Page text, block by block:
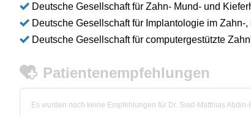
Deutsche Gesellschaft für Zahn- Mund- und
Deutsche Gesellschaft für Implantologie im Zahn-
Deutsche Gesellschaft für computergestützte
Patientenempfehlungen
Es wurden noch keine Empfehlungen für Dr. Siad-Matthias